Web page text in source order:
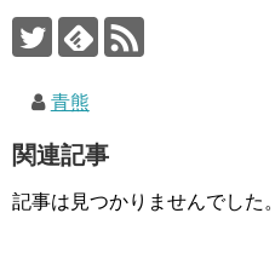
青熊
関連記事
記事は見つかりませんでした。